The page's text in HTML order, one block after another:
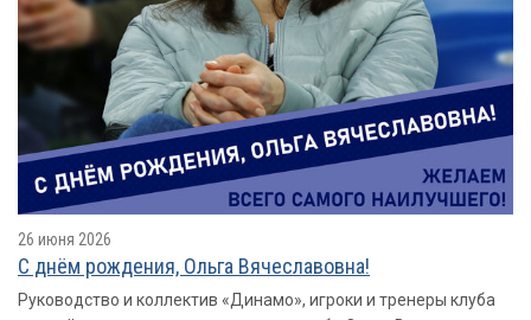
26 июня 2026
С днём рождения, Ольга Вячеславовна!
Руководство и коллектив «Динамо», игроки и тренеры клуба